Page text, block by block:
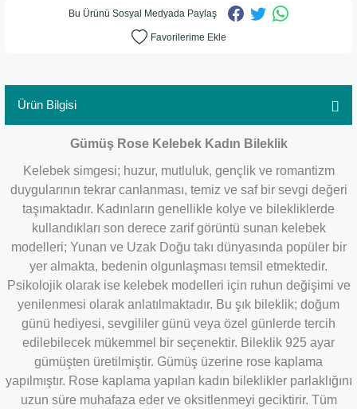
Bu Ürünü Sosyal Medyada Paylaş
Ürün Bilgisi
​Gümüş Rose Kelebek Kadın Bileklik
Kelebek simgesi; huzur, mutluluk, gençlik ve romantizm
duygularının tekrar canlanması, temiz ve saf bir sevgi değeri
taşımaktadır. Kadınların genellikle kolye ve bilekliklerde
kullandıkları son derece zarif görüntü sunan kelebek
modelleri; Yunan ve Uzak Doğu takı dünyasında popüler bir
yer almakta, bedenin olgunlaşması temsil etmektedir.
Psikolojik olarak ise kelebek modelleri için ruhun değişimi ve
yenilenmesi olarak anlatılmaktadır. Bu şık bileklik; doğum
günü hediyesi, sevgililer günü veya özel günlerde tercih
edilebilecek mükemmel bir seçenektir. Bileklik 925 ayar
gümüşten üretilmiştir. Gümüş üzerine rose kaplama
yapılmıştır. Rose kaplama yapılan kadın bileklikler parlaklığını
uzun süre muhafaza eder ve oksitlenmeyi geciktirir. Tüm